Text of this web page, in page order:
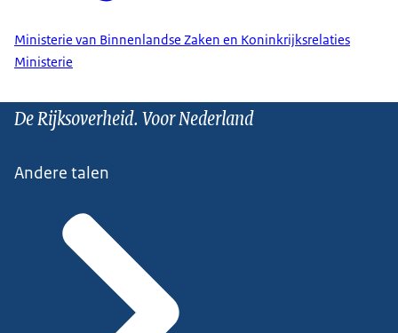
Ministerie van Binnenlandse Zaken en Koninkrijksrelaties
Ministerie
De Rijksoverheid. Voor Nederland
Andere talen